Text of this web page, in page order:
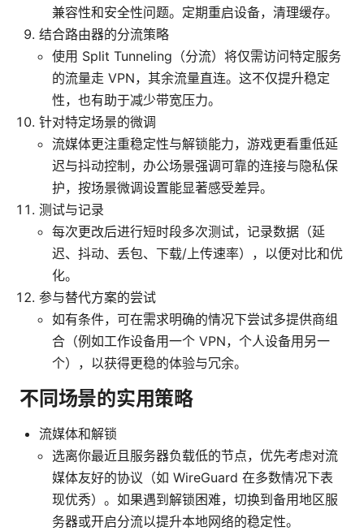
兼容性和安全性问题。定期重启设备，清理缓存。
结合路由器的分流策略
使用 Split Tunneling（分流）将仅需访问特定服务
的流量走 VPN，其余流量直连。这不仅提升稳定
性，也有助于减少带宽压力。
针对特定场景的微调
流媒体更注重稳定性与解锁能力，游戏更看重低延
迟与抖动控制，办公场景强调可靠的连接与隐私保
护，按场景微调设置能显著感受差异。
测试与记录
每次更改后进行短时段多次测试，记录数据（延
迟、抖动、丢包、下载/上传速率），以便对比和优
化。
参与替代方案的尝试
如有条件，可在需求明确的情况下尝试多提供商组
合（例如工作设备用一个 VPN，个人设备用另一
个），以获得更稳的体验与冗余。
不同场景的实用策略
流媒体和解锁
选离你最近且服务器负载低的节点，优先考虑对流
媒体友好的协议（如 WireGuard 在多数情况下表
现优秀）。如果遇到解锁困难，切换到备用地区服
务器或开启分流以提升本地网络的稳定性。